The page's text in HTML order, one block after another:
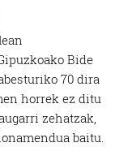
Bide
70 dira
horrek ez ditu
zehatzak,
baitu.